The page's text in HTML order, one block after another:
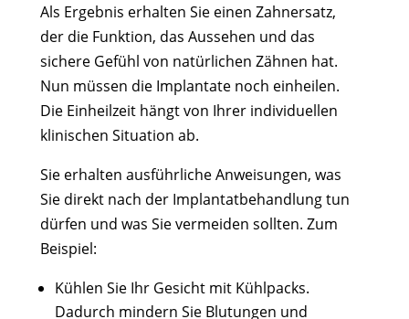
Als Ergebnis erhalten Sie einen Zahnersatz,
der die Funktion, das Aussehen und das
sichere Gefühl von natürlichen Zähnen hat.
Nun müssen die Implantate noch einheilen.
Die Einheilzeit hängt von Ihrer individuellen
klinischen Situation ab.
Sie erhalten ausführliche Anweisungen, was
Sie direkt nach der Implantatbehandlung tun
dürfen und was Sie vermeiden sollten. Zum
Beispiel:
Kühlen Sie Ihr Gesicht mit Kühlpacks.
Dadurch mindern Sie Blutungen und